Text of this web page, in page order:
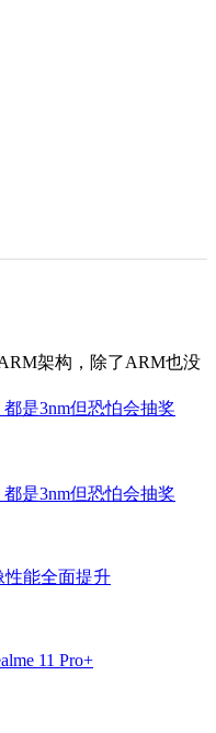
架构，除了ARM也没
是3nm但恐怕会抽奖
是3nm但恐怕会抽奖
性能全面提升
11 Pro+